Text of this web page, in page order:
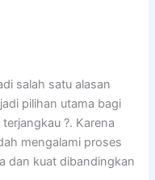
salah satu alasan
pilihan utama bagi
?. Karena
mengalami proses
dan kuat dibandingkan